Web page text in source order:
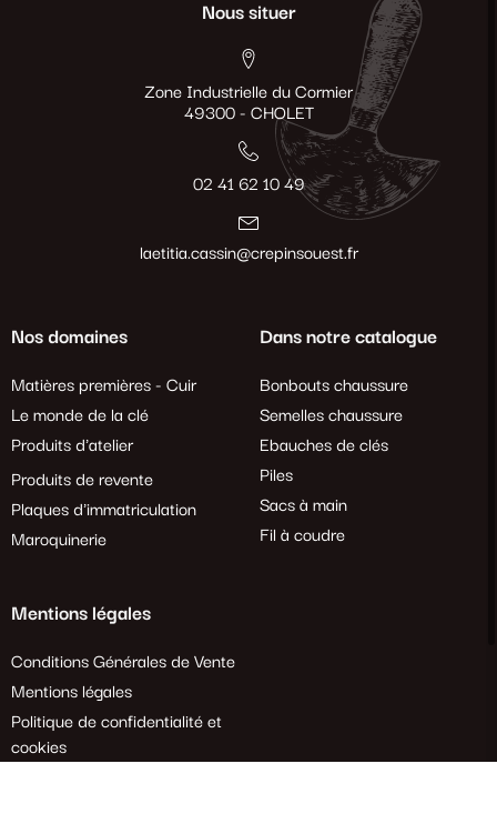
Nous situer
Zone Industrielle du Cormier
49300 - CHOLET
02 41 62 10 49
laetitia.cassin@crepinsouest.fr
Nos domaines
Matières premières - Cuir
Le monde de la clé
Produits d'atelier
Produits de revente
Plaques d'immatriculation
Maroquinerie
Dans notre catalogue
Bonbouts chaussure
Semelles chaussure
Ebauches de clés
Piles
Sacs à main
Fil à coudre
Mentions légales
Conditions Générales de Vente
Mentions légales
Politique de confidentialité et
cookies